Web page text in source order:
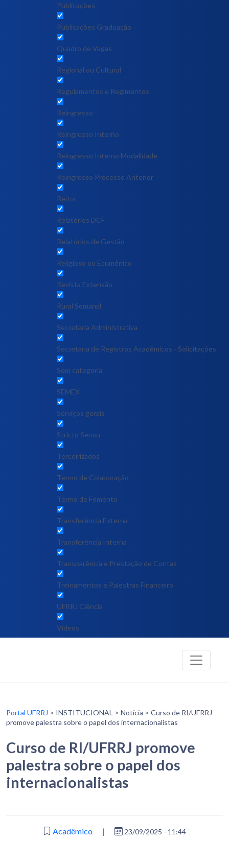
Publicações
Publicações Graduação
Quadro de Vagas
Regional ou Cultural
Regulamentos e Regimentos
Reingresso
Reingresso Interno
Reingresso Interno Modalidade
Reingresso Processo Anterior
Reitor
Relatórios DCF
Relatórios de Gestão
Religioso ou Ecumênico
Revista Extensão
Rural Semanal
Secretaria Administrativa
Secretaria de Registros Acadêmicos - Solicitações
Sem categoria
SEMEX
Serviços gerais
Stricto Sensu
Terceirizados
Termo de Colaboração
Termo de Fomento
Transferência Externa
Transferência Interna
Transparência e Prestação de Contas
Treinamentos e Palestras Financeiro
UFRRJ Ciência
Vídeos
Portal UFRRJ > INSTITUCIONAL > Notícia > Curso de RI/UFRRJ
promove palestra sobre o papel dos internacionalistas
Curso de RI/UFRRJ promove
palestra sobre o papel dos
internacionalistas
Acadêmico | 23/09/2025 - 11:44